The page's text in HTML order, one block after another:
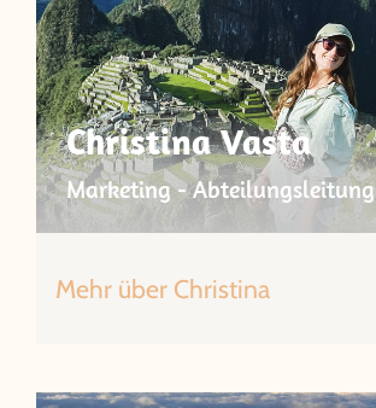
Christina Vasta
Marketing - Abteilungsleitung
Mehr über Christina